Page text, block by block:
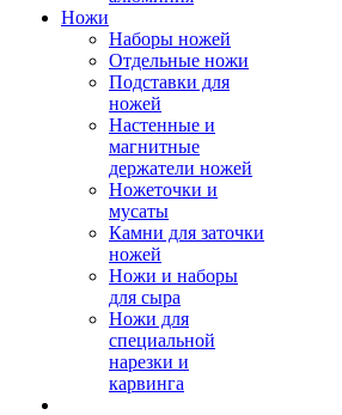
Ножи
Наборы ножей
Отдельные ножи
Подставки для
ножей
Настенные и
магнитные
держатели ножей
Ножеточки и
мусаты
Камни для заточки
ножей
Ножи и наборы
для сыра
Ножи для
специальной
нарезки и
карвинга